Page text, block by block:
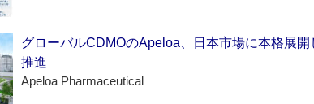
グローバルCDMOのApeloa、日本市場に本格展
推進
Apeloa Pharmaceutical